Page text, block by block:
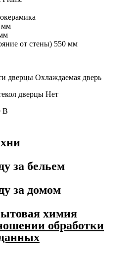
мм
от стены) 550 мм
дверцы Охлаждаемая дверь
дверцы Нет
B
за бельем
за домом
химия
обработки